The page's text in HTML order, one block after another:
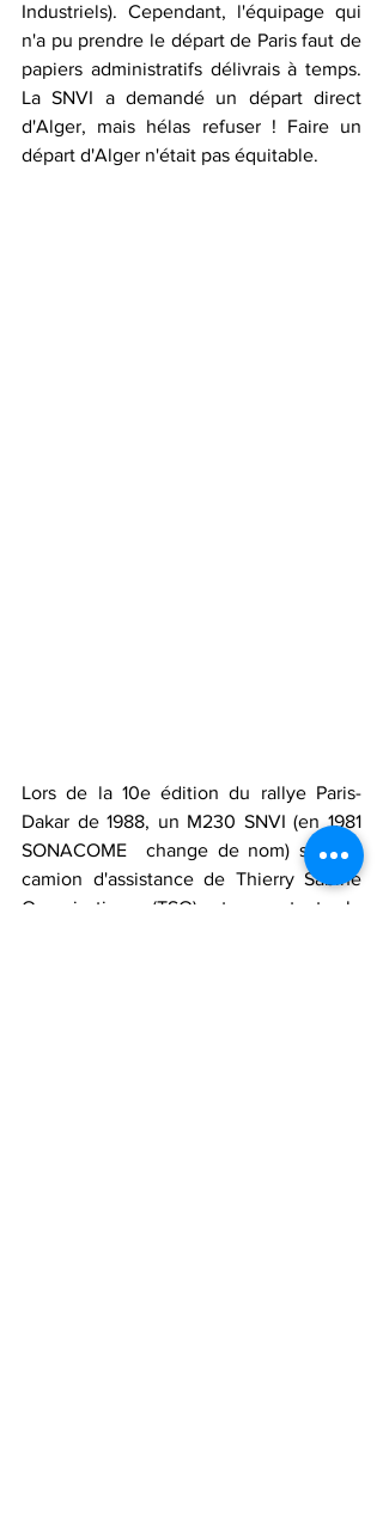
Industriels). Cependant, l'équipage qui
n'a pu prendre le départ de Paris faut de
papiers administratifs délivrais à temps.
La SNVI a demandé un départ direct
d'Alger, mais hélas refuser ! Faire un
départ d'Alger n'était pas équitable.
Lors de la 10e édition du rallye Paris-
Dakar de 1988, un M230 SNVI (en 1981
SONACOME  change de nom) sert de
camion d'assistance de Thierry Sabine
Organisation (TSO) transportant le